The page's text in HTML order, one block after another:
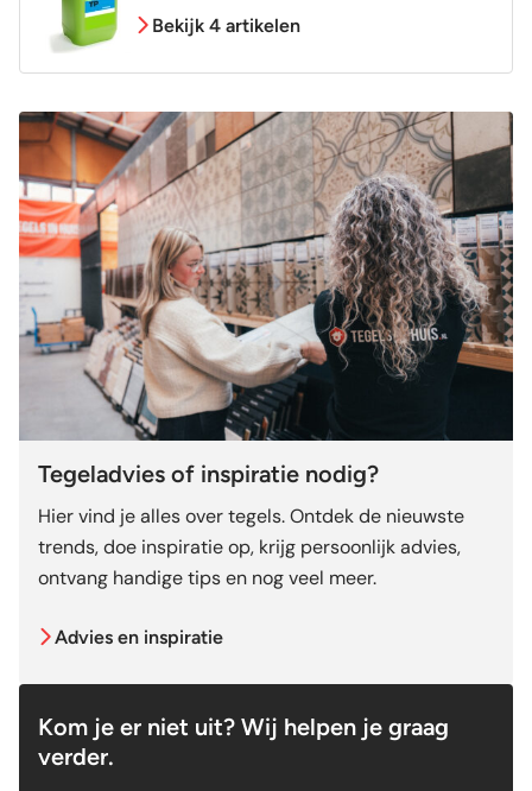
Bekijk 4 artikelen
Tegeladvies of inspiratie nodig?
Hier vind je alles over tegels. Ontdek de nieuwste
trends, doe inspiratie op, krijg persoonlijk advies,
ontvang handige tips en nog veel meer.
Advies en inspiratie
Kom je er niet uit? Wij helpen je graag
verder.